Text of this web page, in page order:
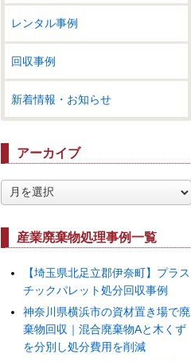
レンタル事例
回収事例
新着情報・お知らせ
アーカイブ
ー
ブ
産業廃棄物処理事例一覧
【埼玉県北足立郡伊奈町】プラス
チックパレット処分回収事例
神奈川県横浜市の資材置き場で廃
棄物回収｜混合廃棄物Aと木くず
を分別し処分費用を削減